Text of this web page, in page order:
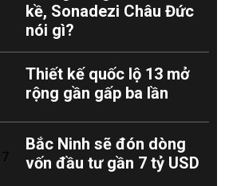
kề, Sonadezi Châu Đức
nói gì?
Thiết kế quốc lộ 13 mở
rộng gần gấp ba lần
Bắc Ninh sẽ đón dòng
vốn đầu tư gần 7 tỷ USD